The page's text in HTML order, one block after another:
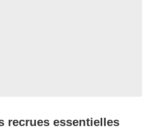
recrues essentielles